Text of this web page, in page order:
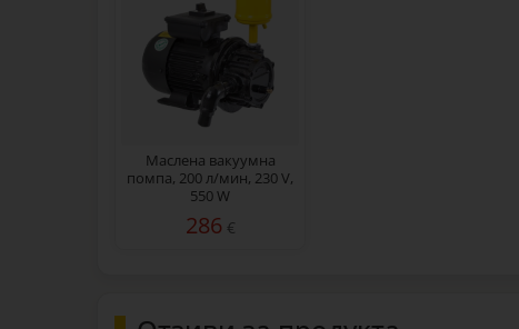
Маслена вакуумна
помпа, 200 л/мин, 230 V,
550 W
286 €